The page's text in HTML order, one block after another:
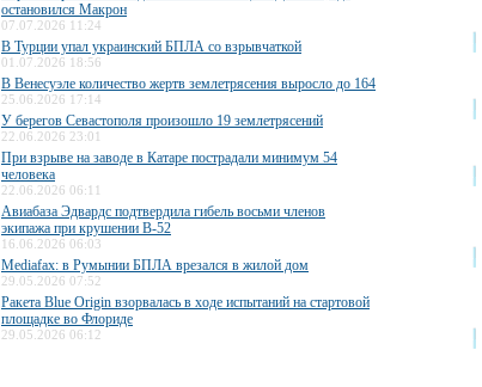
остановился Макрон
07.07.2026 11:24
В Турции упал украинский БПЛА со взрывчаткой
01.07.2026 18:56
В Венесуэле количество жертв землетрясения выросло до 164
25.06.2026 17:14
У берегов Севастополя произошло 19 землетрясений
22.06.2026 23:01
При взрыве на заводе в Катаре пострадали минимум 54
человека
22.06.2026 06:11
Авиабаза Эдвардс подтвердила гибель восьми членов
экипажа при крушении B-52
16.06.2026 06:03
Mediafax: в Румынии БПЛА врезался в жилой дом
29.05.2026 07:52
Ракета Blue Origin взорвалась в ходе испытаний на стартовой
площадке во Флориде
29.05.2026 06:12